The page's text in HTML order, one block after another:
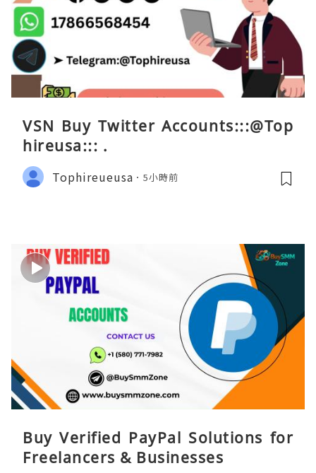
VSN Buy Twitter Accounts:::@Top
hireusa::: .
Tophireueusa 5小時前
Buy Verified PayPal Solutions for
Freelancers & Businesses